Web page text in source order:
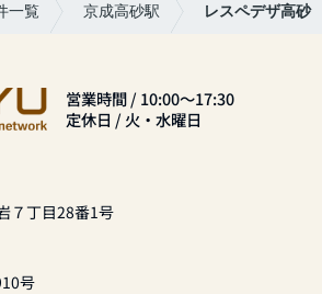
一覧 京成高砂駅 レスペデザ高砂
営業時間 / 10:00～17:30
定休日 / 火・水曜日
７丁目28番1号
号